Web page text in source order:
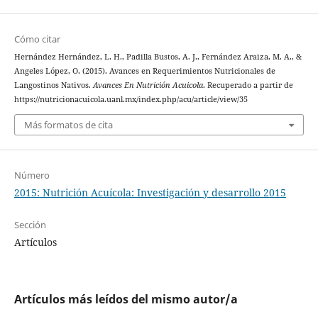
Cómo citar
Hernández Hernández, L. H., Padilla Bustos, A. J., Fernández Araiza, M. A., &
Angeles López, O. (2015). Avances en Requerimientos Nutricionales de
Langostinos Nativos.Avances En Nutrición Acuicola. Recuperado a partir de
https://nutricionacuicola.uanl.mx/index.php/acu/article/view/35
Más formatos de cita
Número
2015: Nutrición Acuícola: Investigación y desarrollo 2015
Sección
Artículos
Artículos más leídos del mismo autor/a